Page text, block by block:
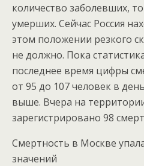
количество заболевших,
умерших. Сейчас Россия
этом положении резкого
не должно. Пока
последнее время цифры
от 95 до 107 человек в
выше. Вчера на
зарегистрировано 98
Смертность в Москве
значений